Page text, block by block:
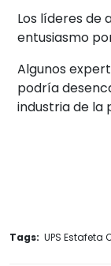
Los líderes de
entusiasmo
Algunos
podría
industria de la
Tags: UPS Estafeta